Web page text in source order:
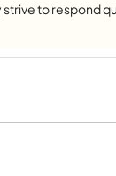
to respond